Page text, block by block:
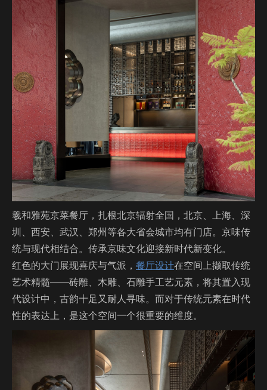
羲和雅苑京菜餐厅，扎根北京辐射全国，北京、上海、深
圳、西安、武汉、郑州等各大省会城市均有门店。京味传
统与现代相结合。传承京味文化迎接新时代新变化。
红色的大门展现喜庆与气派， 餐厅设计在空间上撷取传统
艺术精髓——砖雕、木雕、石雕手工艺元素，将其置入现
代设计中，古韵十足又耐人寻味。而对于传统元素在时代
性的表达上，是这个空间一个很重要的维度。